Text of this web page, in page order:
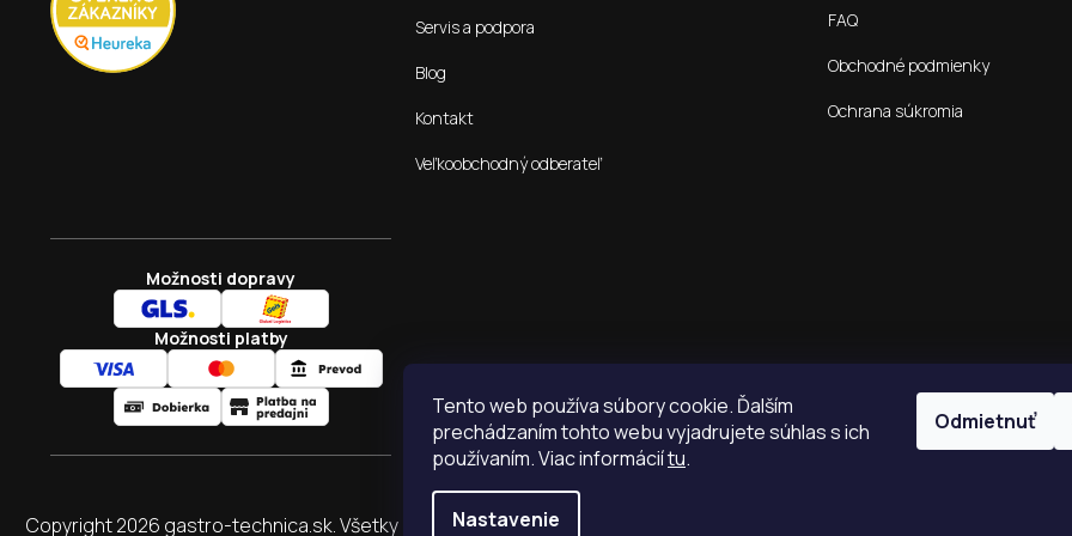
Tento web používa súbory cookie. Ďalším
prechádzaním tohto webu vyjadrujete súhlas s ich
používaním. Viac informáciítu.
Nastavenie
Odmietnuť
Servis a podpora
Blog
Kontakt
Veľkoobchodný odberateľ
FAQ
Obchodné podmienky
Ochrana súkromia
Možnosti dopravy
Možnosti platby
Copyright 2026 gastro-technica.sk. Všetky práva vyhradené.